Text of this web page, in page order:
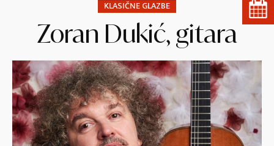
KLASIČNE GLAZBE
Zoran Dukić, gitara